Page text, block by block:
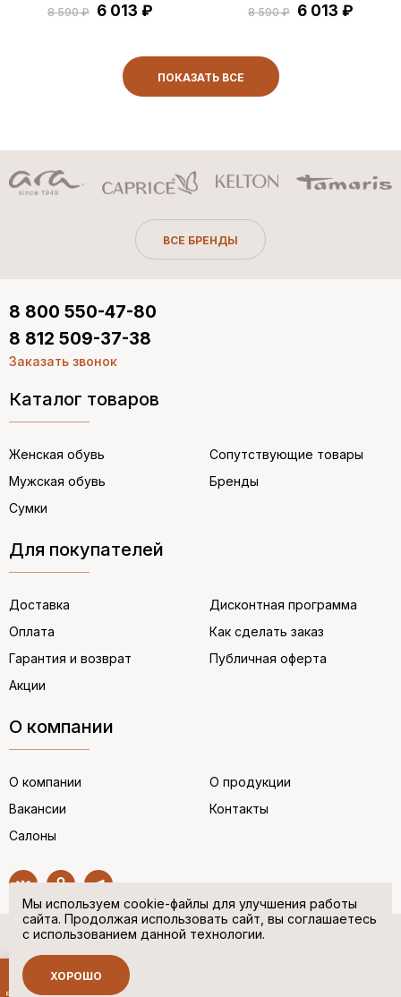
8 590 ₽ 6 013 ₽ 8 590 ₽ 6 013 ₽
ПОКАЗАТЬ ВСЕ
ВСЕ БРЕНДЫ
Каталог товаров
Женская обувь
Мужская обувь
Сумки
Сопутствующие товары
Бренды
Для покупателей
Доставка
Оплата
Гарантия и возврат
Акции
Дисконтная программа
Как сделать заказ
Публичная оферта
О компании
О компании
Вакансии
Салоны
О продукции
Контакты
8 800 550-47-80
8 812 509-37-38
Заказать звонок
© “НЕМЕЦКАЯ ОБУВЬ” 2017. Все права защищены.
Политика в отношении персональных данных
Мы используем cookie-файлы для улучшения работы
сайта. Продолжая использовать сайт, вы соглашаетесь
с использованием данной технологии.
ХОРОШО